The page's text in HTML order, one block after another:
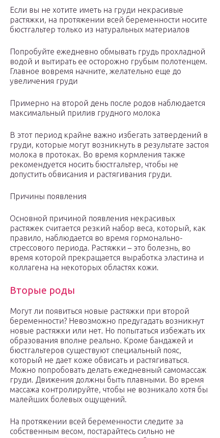
Если вы не хотите иметь на груди некрасивые
растяжки, на протяжении всей беременности носите
бюстгальтер только из натуральных материалов
Попробуйте ежедневно обмывать грудь прохладной
водой и вытирать ее осторожно грубым полотенцем.
Главное вовремя начните, желательно еще до
увеличения груди
Примерно на второй день после родов наблюдается
максимальный прилив грудного молока
В этот период крайне важно избегать затвердений в
груди, которые могут возникнуть в результате застоя
молока в протоках. Во время кормления также
рекомендуется носить бюстгальтер, чтобы не
допустить обвисания и растягивания груди.
Причины появления
Основной причиной появления некрасивых
растяжек считается резкий набор веса, который, как
правило, наблюдается во время гормонально-
стрессового периода. Растяжки – это болезнь, во
время которой прекращается выработка эластина и
коллагена на некоторых областях кожи.
Вторые роды
Могут ли появиться новые растяжки при второй
беременности? Невозможно предугадать возникнут
новые растяжки или нет. Но попытаться избежать их
образования вполне реально. Кроме бандажей и
бюстгальтеров существуют специальный пояс,
который не дает коже обвисать и растягиваться.
Можно попробовать делать ежедневный самомассаж
груди. Движения должны быть плавными. Во время
массажа контролируйте, чтобы не возникало хотя бы
малейших болевых ощущений.
На протяжении всей беременности следите за
собственным весом, постарайтесь сильно не